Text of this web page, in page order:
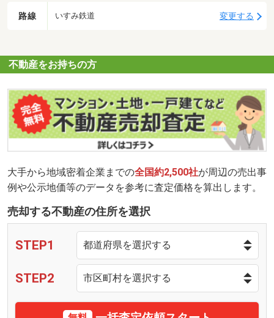
路線 いすみ鉄道 変更する
不動産をお持ちの方
大手から地域密着企業までの全国約2,500社が周辺の売出事
例や公示地価等のデータを参考に査定価格を算出します。
売却する不動産の住所を選択
STEP1
STEP2